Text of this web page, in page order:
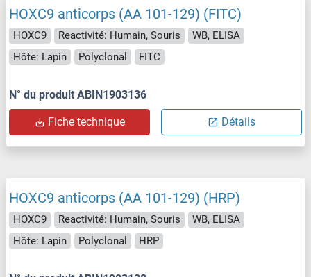
HOXC9 anticorps (AA 101-129) (FITC)
HOXC9 Reactivité: Humain, Souris
WB, ELISA
Hôte: Lapin
Polyclonal FITC
N° du produit ABIN1903136
Fiche technique Détails
HOXC9 anticorps (AA 101-129) (HRP)
HOXC9 Reactivité: Humain, Souris
WB, ELISA
Hôte: Lapin
Polyclonal HRP